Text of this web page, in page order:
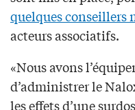
quelques conseillers
acteurs associatifs.
«Nous avons
d’administrer le
les effets d’une